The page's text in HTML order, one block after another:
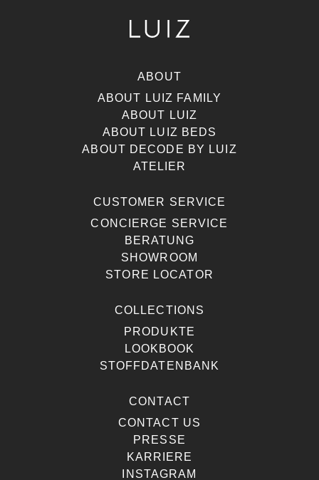
ABOUT
ABOUT LUIZ FAMILY
ABOUT LUIZ
ABOUT LUIZ BEDS
ABOUT DECODE BY LUIZ
ATELIER
CUSTOMER SERVICE
CONCIERGE SERVICE
BERATUNG
SHOWROOM
STORE LOCATOR
COLLECTIONS
PRODUKTE
LOOKBOOK
STOFFDATENBANK
CONTACT
CONTACT US
PRESSE
KARRIERE
INSTAGRAM